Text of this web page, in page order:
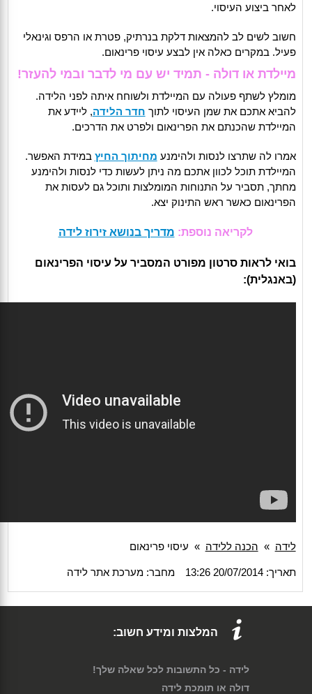
לאחר ביצוע העיסוי.
חשוב לשים לב להמצאות דלקת בנרתיק, פטרת או הרפס וגינאלי
פעיל. במקרים כאלה אין לבצע עיסוי פרינאום.
מיילדת או דולה - תמיד יש עם מי לדבר ובמי להעזר!
מומלץ לשתף פעולה עם המיילדת ולשוחח איתה לפני הלידה.
להביא אתכם את שמן העיסוי לתוך חדר הלידה, ליידע את
המיילדת שהכנתם את הפרינאום ולפרט את הדרכים.
אמרו לה שתרצו לנסות ולהימנע מחיתוך החיץ במידת האפשר.
המיילדת תוכל לכוון אתכם מה ניתן לעשות כדי לנסות ולהימנע
מחתך, תסביר על התנוחות המומלצות ותוכל גם לעסות את
הפרינאום כאשר ראש התינוק יצא.
לקריאה נוספת: מדריך בנושא זירוז לידה
בואי לראות סרטון מפורט המסביר על עיסוי הפרינאום
(באנגלית):
לידה » הכנה ללידה » עיסוי פרינאום
תאריך: 20/07/2014 13:26 מחבר: מערכת אתר לידה
המלצות ומידע חשוב:
לידה - כל התשובות לכל שאלה שלך!
דולה או תומכת לידה